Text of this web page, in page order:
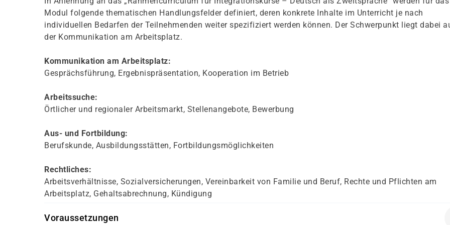
Modul folgende thematischen Handlungsfelder definiert, deren konkrete Inhalte im Unterricht je nach
individuellen Bedarfen der Teilnehmenden weiter spezifiziert werden können. Der Schwerpunkt liegt dabei
der Kommunikation am Arbeitsplatz.
Kommunikation am Arbeitsplatz:
Gesprächsführung, Ergebnispräsentation, Kooperation im Betrieb
Arbeitssuche:
Örtlicher und regionaler Arbeitsmarkt, Stellenangebote, Bewerbung
Aus- und Fortbildung:
Berufskunde, Ausbildungsstätten, Fortbildungsmöglichkeiten
Rechtliches:
Arbeitsverhältnisse, Sozialversicherungen, Vereinbarkeit von Familie und Beruf, Rechte und Pflichten am
Arbeitsplatz, Gehaltsabrechnung, Kündigung
Voraussetzungen